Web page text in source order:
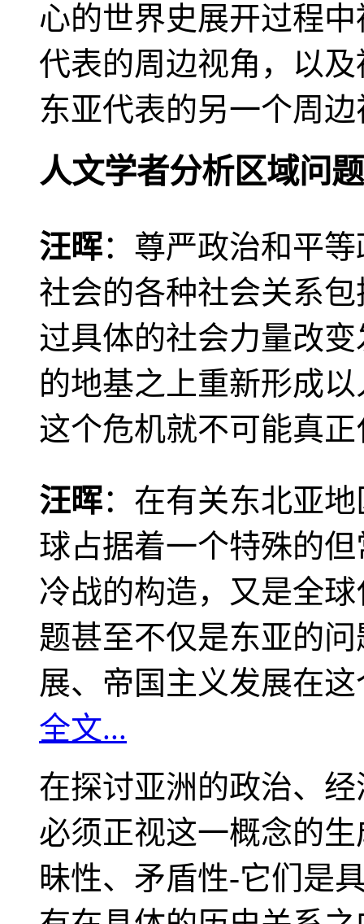
心的世界史展开过程
代表的周边视角，以
东亚代表的另一个周
人文学者分析区域问题
汪晖：尊严政治和平
社会的各种社会关系
过具体的社会力量改
的地基之上重新形成
这个危机就不可能真
汪晖：在有关东北亚
球占据着一个特殊的
冷战的构造，又是全
题甚至不仅是东亚的
展、帝国主义发展在
全文...
在探讨亚洲的政治、
必须正视这一概念的
昧性、矛盾性-它们是